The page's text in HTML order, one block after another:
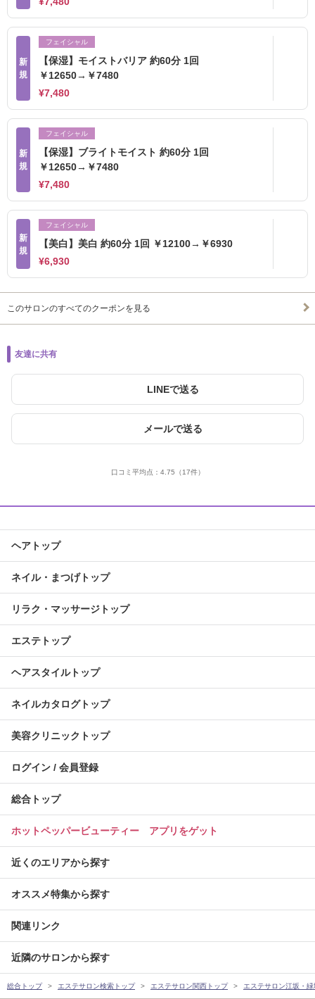
新
規
フェイシャル
【保湿】モイストバリア 約60分 1回
￥12650→￥7480
¥7,480
新
規
フェイシャル
【保湿】ブライトモイスト 約60分 1回
￥12650→￥7480
¥7,480
新
規
フェイシャル
【美白】美白 約60分 1回 ￥12100→￥6930
¥6,930
このサロンのすべてのクーポンを見る
友達に共有
LINEで送る
メールで送る
口コミ平均点： 4.75 （17件）
ヘアトップ
ネイル・まつげトップ
リラク・マッサージトップ
エステトップ
ヘアスタイルトップ
ネイルカタログトップ
美容クリニックトップ
ログイン / 会員登録
総合トップ
ホットペッパービューティー アプリをゲット
近くのエリアから探す
オススメ特集から探す
関連リンク
近隣のサロンから探す
総合トップ エステサロン検索トップ エステサロン関西トップ エステサロン江坂・